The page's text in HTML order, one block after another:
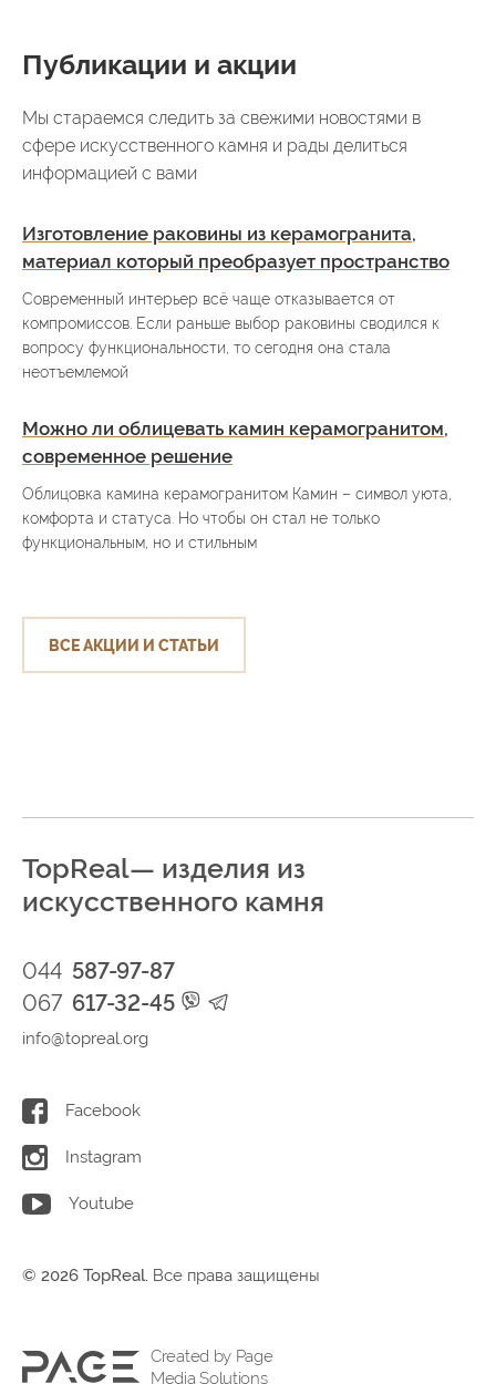
Публикации и акции
Мы стараемся следить за свежими новостями в
сфере искусственного камня и рады делиться
информацией с вами
Изготовление раковины из керамогранита,
материал который преобразует пространство
Современный интерьер всё чаще отказывается от
компромиссов. Если раньше выбор раковины сводился к
вопросу функциональности, то сегодня она стала
неотъемлемой
Можно ли облицевать камин керамогранитом,
современное решение
Облицовка камина керамогранитом Камин – символ уюта,
комфорта и статуса. Но чтобы он стал не только
функциональным, но и стильным
ВСЕ АКЦИИ И СТАТЬИ
TopReal— изделия из
искусственного камня
044 587-97-87
067 617-32-45
info@topreal.org
Facebook
Instagram
Youtube
© 2026 TopReal. Все права защищены
Created by Page
Media Solutions